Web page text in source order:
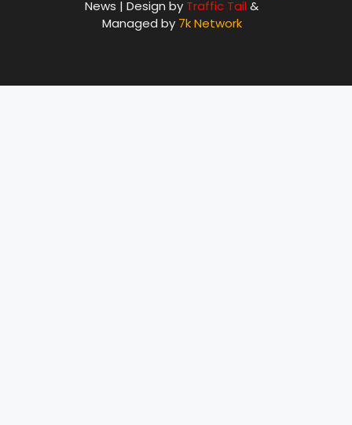
News | Design by Traffic Tail&
Managed by 7k Network